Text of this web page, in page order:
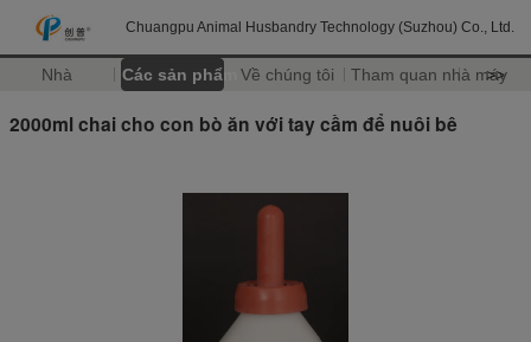
Chuangpu Animal Husbandry Technology (Suzhou) Co., Ltd.
Nhà Các sản phẩm Về chúng tôi Tham quan nhà máy
>>
2000ml chai cho con bò ăn với tay cầm để nuôi bê